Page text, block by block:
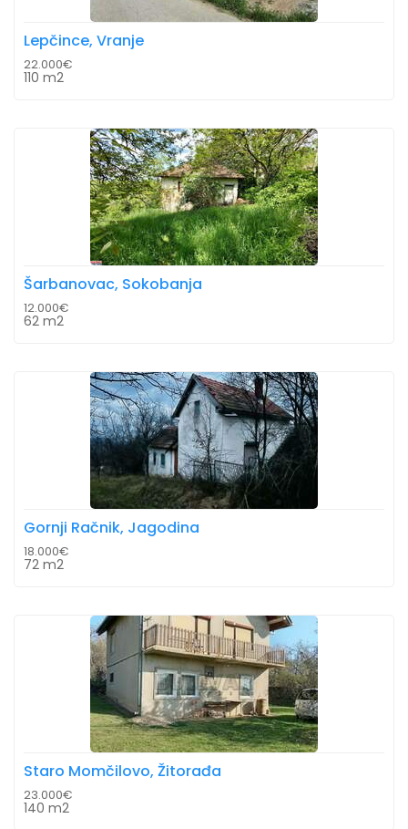
Lepčince, Vranje
22.000€
110 m2
Šarbanovac, Sokobanja
12.000€
62 m2
Gornji Račnik, Jagodina
18.000€
72 m2
Staro Momčilovo, Žitorađa
23.000€
140 m2